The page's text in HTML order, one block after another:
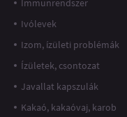
Immunrendszer
Ivólevek
Izom, ízületi problémák
Ízületek, csontozat
Javallat kapszulák
Kakaó, kakaóvaj, karob